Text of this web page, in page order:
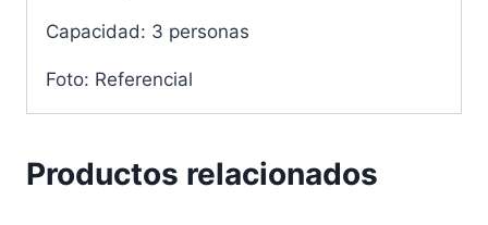
Capacidad: 3 personas
Foto: Referencial
Productos relacionados